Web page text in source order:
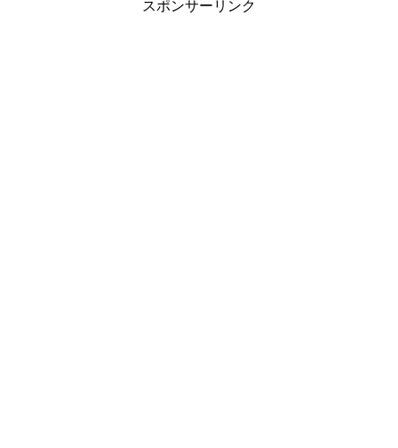
スポンサーリンク